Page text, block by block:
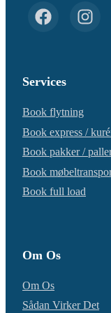
Services
Book flytning
Book express /
Book pakker /
Book
Book full load
Om Os
Om Os
Sådan Virker Det